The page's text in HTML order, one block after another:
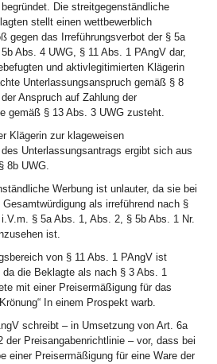
Die streitgegenständliche
stellt einen wettbewerblich
gegen das Irreführungsverbot der § 5a
Abs. 4 UWG, § 11 Abs. 1 PAngV dar,
und aktivlegitimierten Klägerin
Unterlassungsanspruch gemäß § 8
Anspruch auf Zahlung der
gemäß § 13 Abs. 3 UWG zusteht.
Klägerin zur klageweisen
Unterlassungsantrags ergibt sich aus
8b UWG.
Werbung ist unlauter, da sie bei
als irreführend nach §
§ 5a Abs. 1, Abs. 2, § 5b Abs. 1 Nr.
ist.
von § 11 Abs. 1 PAngV ist
die Beklagte als nach § 3 Abs. 1
mit einer Preisermäßigung für das
In einem Prospekt warb.
schreibt – in Umsetzung von Art. 6a
der Preisangabenrichtlinie – vor, dass bei
einer Preisermäßigung für eine Ware der